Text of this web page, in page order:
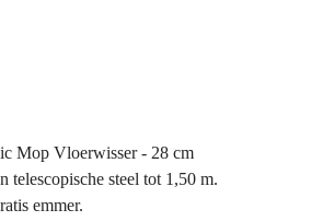
Mop Vloerwisser - 28 cm
telescopische steel tot 1,50 m.
emmer.